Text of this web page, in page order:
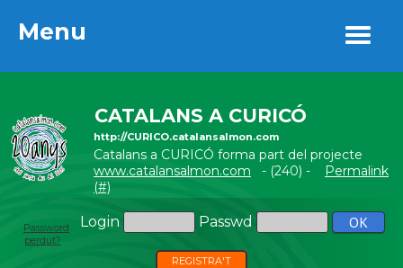
Menu
CATALANS A CURICÓ
http://CURICO.catalansalmon.com
Catalans a CURICÓ forma part del projecte
www.catalansalmon.com - (240) - Permalink
(#)
Login Passwd
Password
perdut?
REGISTRA'T
Menu